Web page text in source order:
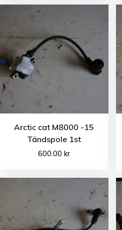
Arctic cat M8000 -15
Tändspole 1st
600.00kr